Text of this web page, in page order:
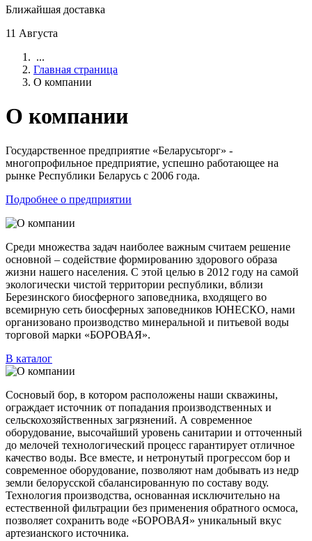
Ближайшая доставка
11 Августа
...
Главная страница
О компании
О компании
Государственное предприятие «Беларусьторг» -
многопрофильное предприятие, успешно работающее на
рынке Республики Беларусь с 2006 года.
Подробнее о предприятии
Среди множества задач наиболее важным считаем решение
основной – содействие формированию здорового образа
жизни нашего населения. С этой целью в 2012 году на самой
экологически чистой территории республики, вблизи
Березинского биосферного заповедника, входящего во
всемирную сеть биосферных заповедников ЮНЕСКО, нами
организовано производство минеральной и питьевой воды
торговой марки «БОРОВАЯ».
В каталог
Сосновый бор, в котором расположены наши скважины,
ограждает источник от попадания производственных и
сельскохозяйственных загрязнений. А современное
оборудование, высочайший уровень санитарии и отточенный
до мелочей технологический процесс гарантирует отличное
качество воды. Все вместе, и нетронутый прогрессом бор и
современное оборудование, позволяют нам добывать из недр
земли белорусской сбалансированную по составу воду.
Технология производства, основанная исключительно на
естественной фильтрации без применения обратного осмоса,
позволяет сохранить воде «БОРОВАЯ» уникальный вкус
артезианского источника.